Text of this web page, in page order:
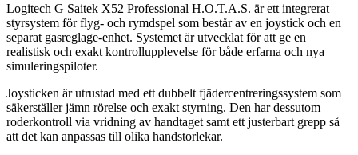
Logitech G Saitek X52 Professional H.O.T.A.S. är ett integrerat
styrsystem för flyg- och rymdspel som består av en joystick och en
separat gasreglage-enhet. Systemet är utvecklat för att ge en
realistisk och exakt kontrollupplevelse för både erfarna och nya
simuleringspiloter.
Joysticken är utrustad med ett dubbelt fjädercentreringssystem som
säkerställer jämn rörelse och exakt styrning. Den har dessutom
roderkontroll via vridning av handtaget samt ett justerbart grepp så
att det kan anpassas till olika handstorlekar.